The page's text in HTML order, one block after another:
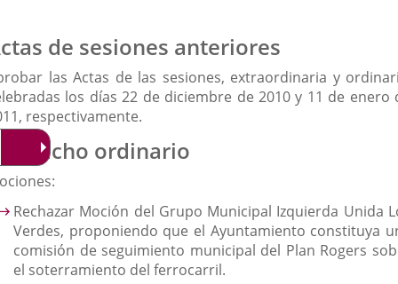
de sesiones anteriores
las Actas de las sesiones, extraordinaria y
los días 22 de diciembre de 2010 y 11 de enero
respectivamente.
ordinario
Rechazar Moción del Grupo Municipal Izquierda Unida
Verdes, proponiendo que el Ayuntamiento constituya
comisión de seguimiento municipal del Plan Rogers
el soterramiento del ferrocarril.